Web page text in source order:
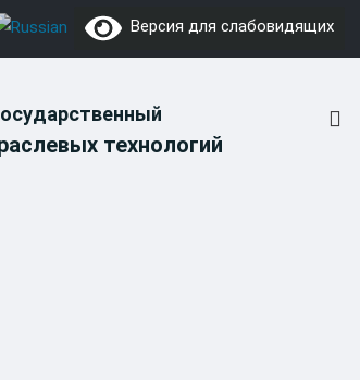
Версия для слабовидящих
технологий